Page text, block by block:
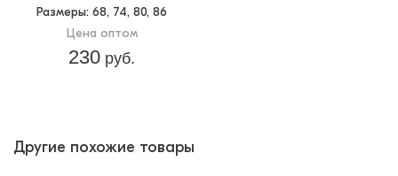
Размеры: 68, 74, 80, 86
Цена оптом
230 руб.
Другие похожие товары